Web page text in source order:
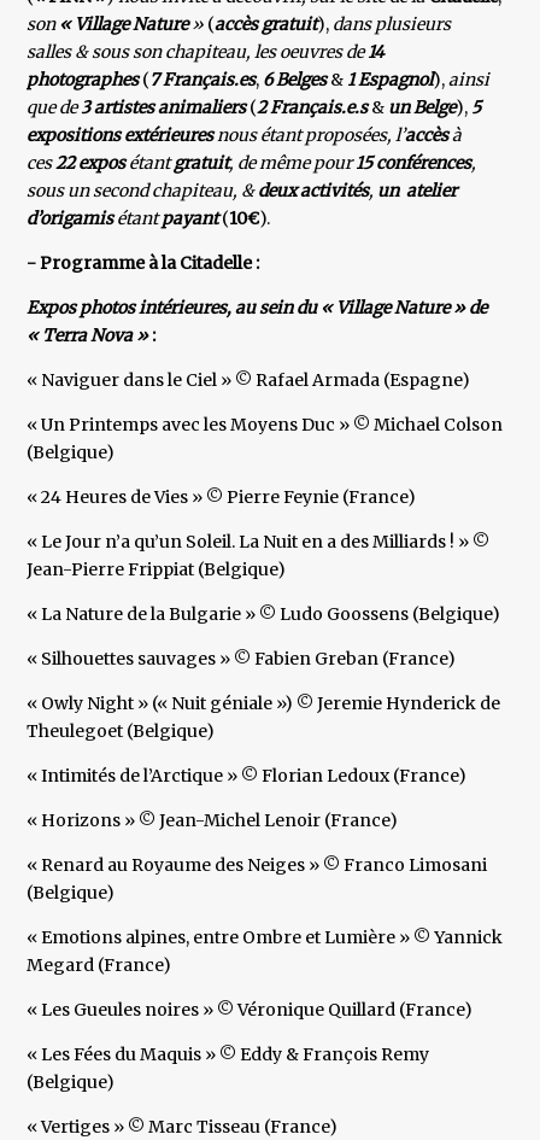
son « Village Nature» (accès gratuit), dans plusieurs
salles & sous son chapiteau, les oeuvres de14
photographes(7 Français.es, 6 Belges& 1 Espagnol),ainsi
que de3 artistes animaliers(2 Français.e.s& un Belge), 5
expositions extérieuresnous étant proposées, l’accèsà
ces22 exposétantgratuit, de même pour15 conférences,
sous un second chapiteau, &deux activités, un atelier
d’origamisétantpayant(10€).
- Programme à la Citadelle :
Expos photos intérieures, au sein du « Village Nature » de
« Terra Nova »:
« Naviguer dans le Ciel » © Rafael Armada (Espagne)
« Un Printemps avec les Moyens Duc » © Michael Colson
(Belgique)
« 24 Heures de Vies » © Pierre Feynie (France)
« Le Jour n’a qu’un Soleil. La Nuit en a des Milliards ! » ©
Jean-Pierre Frippiat (Belgique)
« La Nature de la Bulgarie » © Ludo Goossens (Belgique)
« Silhouettes sauvages » © Fabien Greban (France)
« Owly Night » (« Nuit géniale ») © Jeremie Hynderick de
Theulegoet (Belgique)
« Intimités de l’Arctique » © Florian Ledoux (France)
« Horizons » © Jean-Michel Lenoir (France)
« Renard au Royaume des Neiges » © Franco Limosani
(Belgique)
« Emotions alpines, entre Ombre et Lumière » © Yannick
Megard (France)
« Les Gueules noires » © Véronique Quillard (France)
« Les Fées du Maquis » © Eddy & François Remy
(Belgique)
« Vertiges » © Marc Tisseau (France)